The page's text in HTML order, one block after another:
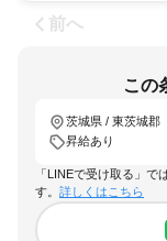
前へ
この
茨城県 / 東茨城郡
昇給あり
「LINEで受け取る」で
す。 詳しくはこちら